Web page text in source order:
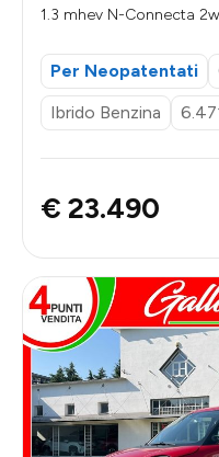
1.3 mhev N-Connecta
Per Neopatentati
Ibrido Benzina
€ 23.490